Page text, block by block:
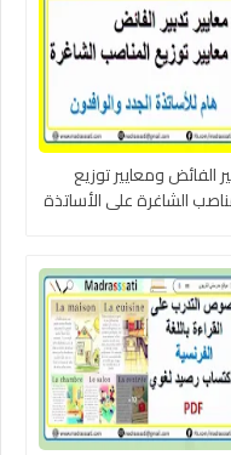
الفائض ومعايير توزيع
الشاغرة على الأساتذة